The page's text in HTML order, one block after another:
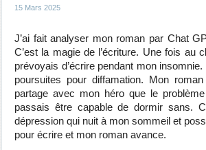
15 Mars 2025
J’ai fait analyser mon roman par Chat
C’est la magie de l’écriture. Une fois au
prévoyais d’écrire pendant mon
poursuites pour diffamation. Mon
partage avec mon héro que le
passais être capable de dormir sans.
dépression qui nuit à mon sommeil et
pour écrire et mon roman avance.